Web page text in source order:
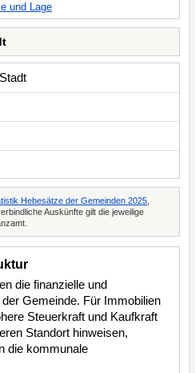
und Lage
Hebesätze der Gemeinden 2025
Auskünfte gilt die jeweilige
die finanzielle und
Gemeinde. Für Immobilien
Steuerkraft und Kaufkraft
Standort hinweisen,
die kommunale